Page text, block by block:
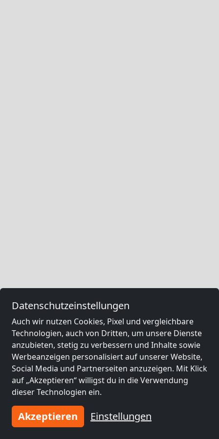
Datenschutzeinstellungen
Auch wir nutzen Cookies, Pixel und vergleichbare
Technologien, auch von Dritten, um unsere Dienste
anzubieten, stetig zu verbessern und Inhalte sowie
Werbeanzeigen personalisiert auf unserer Website,
Social Media und Partnerseiten anzuzeigen. Mit Klick
auf „Akzeptieren“ willigst du in die Verwendung
dieser Technologien ein.
Akzeptieren Einstellungen